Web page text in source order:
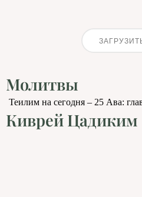
Молитвы
Киврей Цадиким